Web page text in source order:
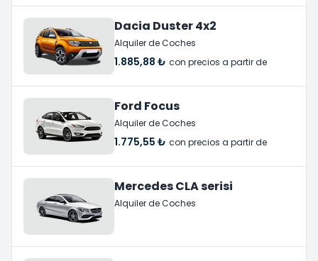
Dacia Duster 4x2
Alquiler de Coches
1.885,88 ₺ con precios a partir de
Ford Focus
Alquiler de Coches
1.775,55 ₺ con precios a partir de
Mercedes CLA serisi
Alquiler de Coches